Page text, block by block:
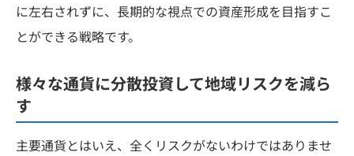
に左右されずに、長期的な視点での資産形成を目指すこ
とができる戦略です。
様々な通貨に分散投資して地域リスクを減ら
す
主要通貨とはいえ、全くリスクがないわけではありませ